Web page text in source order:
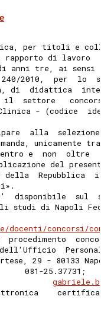
per titoli e
rapporto di lavoro
di anni tre, ai
2010,  per  lo
di  didattica
settore
Clinica - (codice
alla
unicamente
entro e  non  oltre
del
della  Repubblica
disponibile  sul
studi di Napoli
docenti/concorsi/
procedimento
29 - 80133
081-